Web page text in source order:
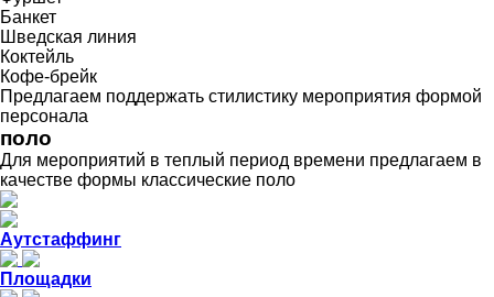
Банкет
Шведская линия
Коктейль
Кофе-брейк
Предлагаем поддержать стилистику мероприятия формой
персонала
поло
Для мероприятий в теплый период времени предлагаем в
качестве формы классические поло
Аутстаффинг
Площадки